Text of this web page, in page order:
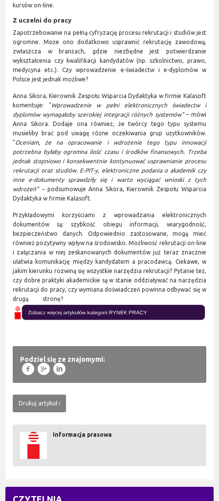
kursów on-line.
Z uczelni do pracy
Zapotrzebowanie na pełną cyfryzację procesu rekrutacji i studiów jest
ogromne. Może ono dodatkowo usprawnić rekrutację zawodową,
zwłaszcza w branżach, gdzie niezbędne jest potwierdzanie
wykształcenia czy kwalifikacji kandydatów (np. szkolnictwo, prawo,
medycyna etc.). Czy wprowadzenie e-świadectw i e-dyplomów w
Polsce jest jednak możliwe?
Anna Sikora, Kierownik Zespołu Wsparcia Dydaktyka w firmie Kalasoft
komentuje: " Wprowadzenie w pełni elektronicznych świadectw i
dyplomów wymagałoby szerokiej integracji różnych systemów"– mówi
Anna Sikora. Dodaje ona również, że twórcy tego typu systemu
musieliby brać pod uwagę różne oczekiwania grup użytkowników.
"Oceniam, że na opracowanie i wdrożenie tego typu innowacji
potrzebna byłaby ogromna ilość czasu i środków finansowych. Trzeba
jednak stopniowo i konsekwentnie kontynuować usprawnianie procesu
rekrutacji oraz studiów. E-PIT-y, elektroniczne podania o akademik czy
inne e-dokumenty sprawdziły się i warto wyciągać wnioski z tych
wdrożeń" – podsumowuje Anna Sikora, Kierownik Zespołu Wsparcia
Dydaktyka w firmie Kalasoft.
Przykładowymi korzyściami z wprowadzania elektronicznych
dokumentów są: szybkość obiegu informacji, wiarygodność,
bezpieczeństwo danych. Odpowiednio zastosowane, mogą mieć
również pozytywny wpływ na środowisko. Możliwość rekrutacji on-line
i załączania w niej zeskanowanych dokumentów już teraz znacznie
ułatwia komunikację między kandydatem a pracodawcą. Ciekawe, w
jakim kierunku rozwiną się wszystkie narzędzia rekrutacji? Pytanie też,
czy dobre praktyki akademickie są w stanie oddziaływać na narzędzia
rekrutacji do pracy, czy wymiana doświadczeń powinna odbywać się w
drugą stronę?
Podziel się ze znajomymi:
f g l
Drukuj artykuł
Informacja prasowa